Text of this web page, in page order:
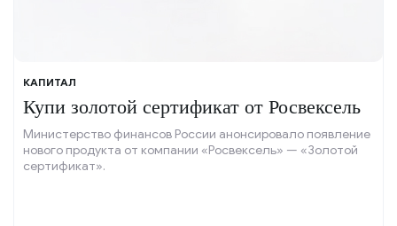
КАПИТАЛ
Купи золотой сертификат от Росвексель
Министерство финансов России анонсировало появление
нового продукта от компании «Росвексель» — «Золотой
сертификат».